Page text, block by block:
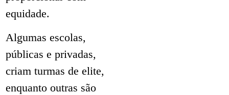
equidade.
Algumas escolas,
públicas e privadas,
criam turmas de elite,
enquanto outras são